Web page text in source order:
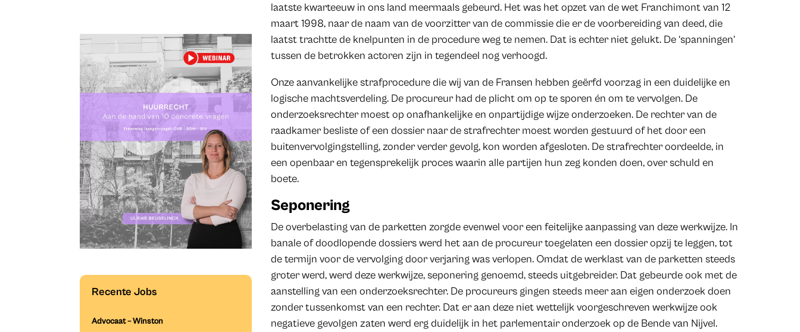
Recente Jobs
Advocaat – Winston
laatste kwarteeuw in ons land meermaals gebeurd. Het was het opzet van de wet Franchimont van 12
maart 1998, naar de naam van de voorzitter van de commissie die er de voorbereiding van deed, die
laatst trachtte de knelpunten in de procedure weg te nemen. Dat is echter niet gelukt. De ‘spanningen’
tussen de betrokken actoren zijn in tegendeel nog verhoogd.
Onze aanvankelijke strafprocedure die wij van de Fransen hebben geërfd voorzag in een duidelijke en
logische machtsverdeling. De procureur had de plicht om op te sporen én om te vervolgen. De
onderzoeksrechter moest op onafhankelijke en onpartijdige wijze onderzoeken. De rechter van de
raadkamer besliste of een dossier naar de strafrechter moest worden gestuurd of het door een
buitenvervolgingstelling, zonder verder gevolg, kon worden afgesloten. De strafrechter oordeelde, in
een openbaar en tegensprekelijk proces waarin alle partijen hun zeg konden doen, over schuld en
boete.
Seponering
De overbelasting van de parketten zorgde evenwel voor een feitelijke aanpassing van deze werkwijze. In
banale of doodlopende dossiers werd het aan de procureur toegelaten een dossier opzij te leggen, tot
de termijn voor de vervolging door verjaring was verlopen. Omdat de werklast van de parketten steeds
groter werd, werd deze werkwijze, seponering genoemd, steeds uitgebreider. Dat gebeurde ook met de
aanstelling van een onderzoeksrechter. De procureurs gingen steeds meer aan eigen onderzoek doen
zonder tussenkomst van een rechter. Dat er aan deze niet wettelijk voorgeschreven werkwijze ook
negatieve gevolgen zaten werd erg duidelijk in het parlementair onderzoek op de Bende van Nijvel.